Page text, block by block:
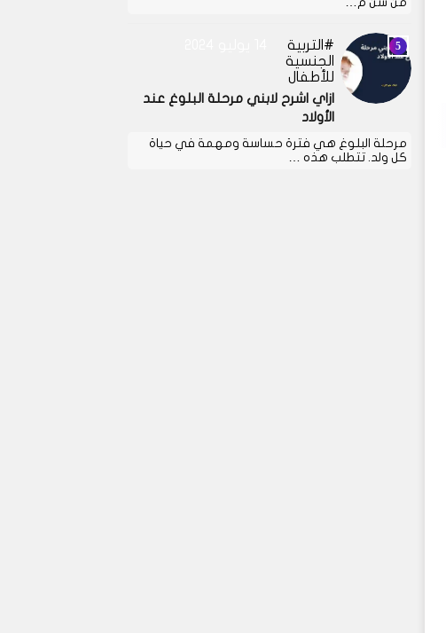
التربية
الجنسية
للأطفال
ازاي اشرح لابني مرحلة البلوغ عند
الأولاد
مرحلة البلوغ هي فترة حساسة ومهمة في حياة
كل ولد. تتطلب هذه …